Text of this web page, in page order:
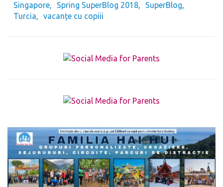
Singapore
Spring SuperBlog 2018
SuperBlog
Turcia
vacanțe cu copiii
The form you have selected does not exist.